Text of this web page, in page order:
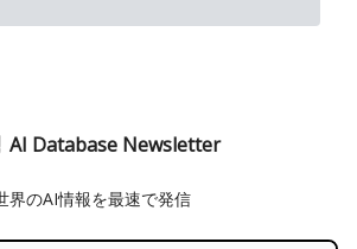
AI Database Newsletter
界のAI情報を最速で発信